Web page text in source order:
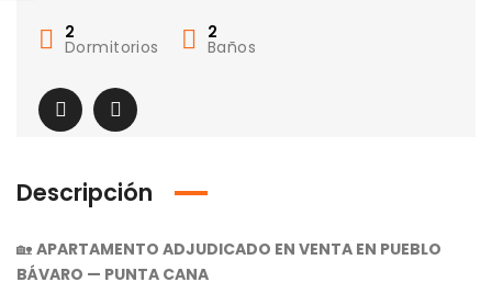
2
Dormitorios
2
Baños
Descripción
🏡 APARTAMENTO ADJUDICADO EN VENTA EN PUEBLO
BÁVARO — PUNTA CANA